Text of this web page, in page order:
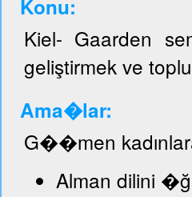
Konu:
Kiel- Gaarden
geliştirmek ve
Ama�lar:
G��men
Alman dilini